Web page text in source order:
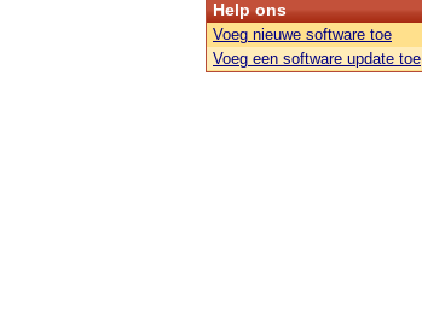
Help ons
Voeg nieuwe software toe
Voeg een software update toe